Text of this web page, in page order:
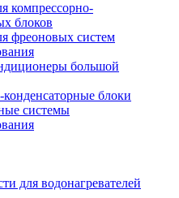
компрессорно-
блоков
фреоновых систем
большой
блоки
системы
для водонагревателей